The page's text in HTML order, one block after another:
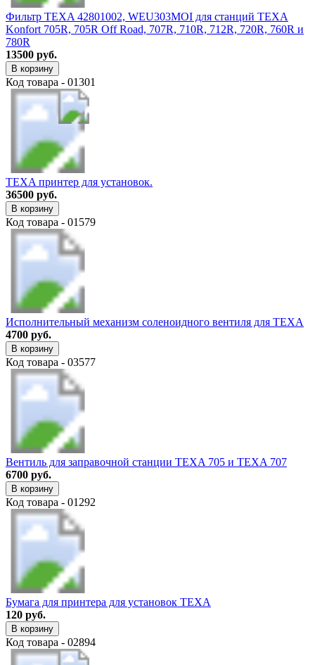
Фильтр TEXA 42801002, WEU303MOI для станций TEXA
Konfort 705R, 705R Off Road, 707R, 710R, 712R, 720R, 760R и
780R
13500 руб.
В корзину
Код товара - 01301
TEXA принтер для установок.
36500 руб.
В корзину
Код товара - 01579
Исполнительный механизм соленоидного вентиля для TEXA
4700 руб.
В корзину
Код товара - 03577
Вентиль для заправочной станции TEXA 705 и TEXA 707
6700 руб.
В корзину
Код товара - 01292
Бумага для принтера для установок TEXA
120 руб.
В корзину
Код товара - 02894